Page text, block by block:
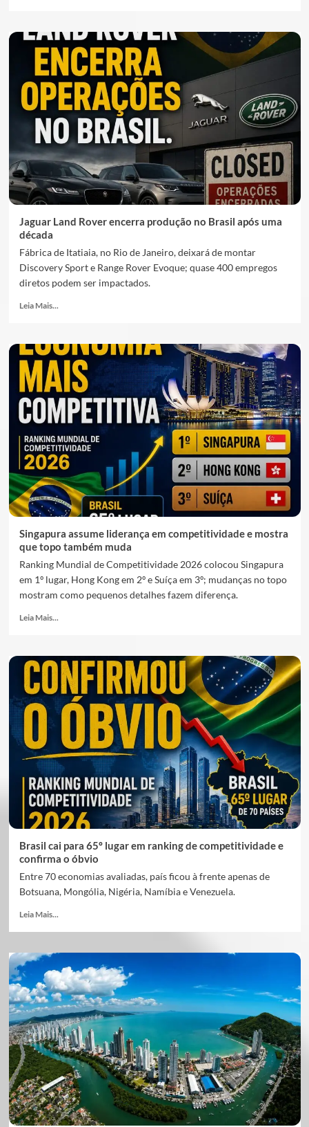
Jaguar Land Rover encerra produção no Brasil após uma
década
Fábrica de Itatiaia, no Rio de Janeiro, deixará de montar
Discovery Sport e Range Rover Evoque; quase 400 empregos
diretos podem ser impactados.
Leia Mais...
Singapura assume liderança em competitividade e mostra
que topo também muda
Ranking Mundial de Competitividade 2026 colocou Singapura
em 1º lugar, Hong Kong em 2º e Suíça em 3º; mudanças no topo
mostram como pequenos detalhes fazem diferença.
Leia Mais...
Brasil cai para 65º lugar em ranking de competitividade e
confirma o óbvio
Entre 70 economias avaliadas, país ficou à frente apenas de
Botsuana, Mongólia, Nigéria, Namíbia e Venezuela.
Leia Mais...